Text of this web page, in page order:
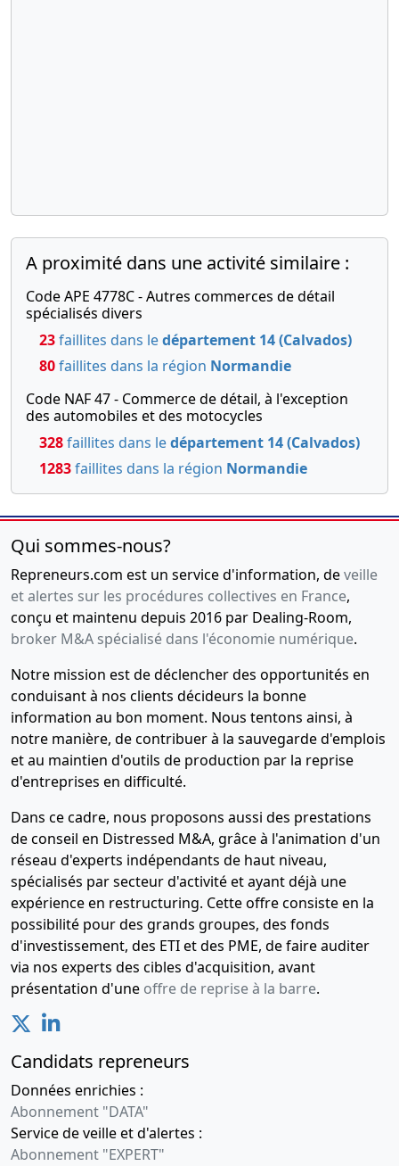
A proximité dans une activité similaire :
Code APE 4778C - Autres commerces de détail
spécialisés divers
23faillites dans ledépartement 14 (Calvados)
80faillites dans la région Normandie
Code NAF 47 - Commerce de détail, à l'exception
des automobiles et des motocycles
328faillites dans ledépartement 14 (Calvados)
1283faillites dans la région Normandie
Qui sommes-nous?
Repreneurs.com est un service d'information, deveille
et alertes sur les procédures collectives en France,
conçu et maintenu depuis 2016 par Dealing-Room,
broker M&A spécialisé dans l'économie numérique.
Notre mission est de déclencher des opportunités en
conduisant à nos clients décideurs la bonne
information au bon moment. Nous tentons ainsi, à
notre manière, de contribuer à la sauvegarde d'emplois
et au maintien d'outils de production par la reprise
d'entreprises en difficulté.
Dans ce cadre, nous proposons aussi des prestations
de conseil en Distressed M&A, grâce à l'animation d'un
réseau d'experts indépendants de haut niveau,
spécialisés par secteur d'activité et ayant déjà une
expérience en restructuring. Cette offre consiste en la
possibilité pour des grands groupes, des fonds
d'investissement, des ETI et des PME, de faire auditer
via nos experts des cibles d'acquisition, avant
présentation d'une offre de reprise à la barre.
Candidats repreneurs
Données enrichies :
Abonnement "DATA"
Service de veille et d'alertes :
Abonnement "EXPERT"